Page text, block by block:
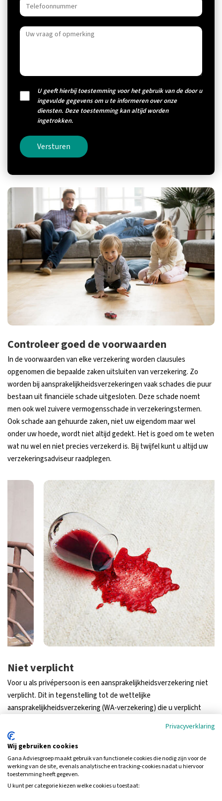
U geeft hierbij toestemming voor het gebruik van de door u
ingevulde gegevens om u te informeren over onze
diensten. Deze toestemming kan altijd worden
ingetrokken.
Versturen
Controleer goed de voorwaarden
In de voorwaarden van elke verzekering worden clausules
opgenomen die bepaalde zaken uitsluiten van verzekering. Zo
worden bij aansprakelijkheidsverzekeringen vaak schades die puur
bestaan uit financiële schade uitgesloten. Deze schade noemt
men ook wel zuivere vermogensschade in verzekeringstermen.
Ook schade aan gehuurde zaken, niet uw eigendom maar wel
onder uw hoede, wordt niet altijd gedekt. Het is goed om te weten
wat nu wel en niet precies verzekerd is. Bij twijfel kunt u altijd uw
verzekeringsadviseur raadplegen.
Niet verplicht
Voor u als privépersoon is een aansprakelijkheidsverzekering niet
verplicht. Dit in tegenstelling tot de wettelijke
aansprakelijkheidsverzekering (WA-verzekering) die u verplicht
voertuig (lees:
, etc). Hier
ontstaat nogal eens wat verwarring door, want de termen komen
best wel overeen. Een aansprakelijkheidsverzekering voor u en uw
gezin is wel handig om te hebben. Onbedoeld gaat er wel eens iets
van waarde stuk bij een ander en dan bent u blij als u kunt
Privacyverklaring
Wij gebruiken cookies
Gana Adviesgroep maakt gebruik van functionele cookies die nodig zijn voor de
werking van de site, evenals analytische en tracking‑cookies nadat u hiervoor
toestemming heeft gegeven.
U kunt per categorie kiezen welke cookies u toestaat: